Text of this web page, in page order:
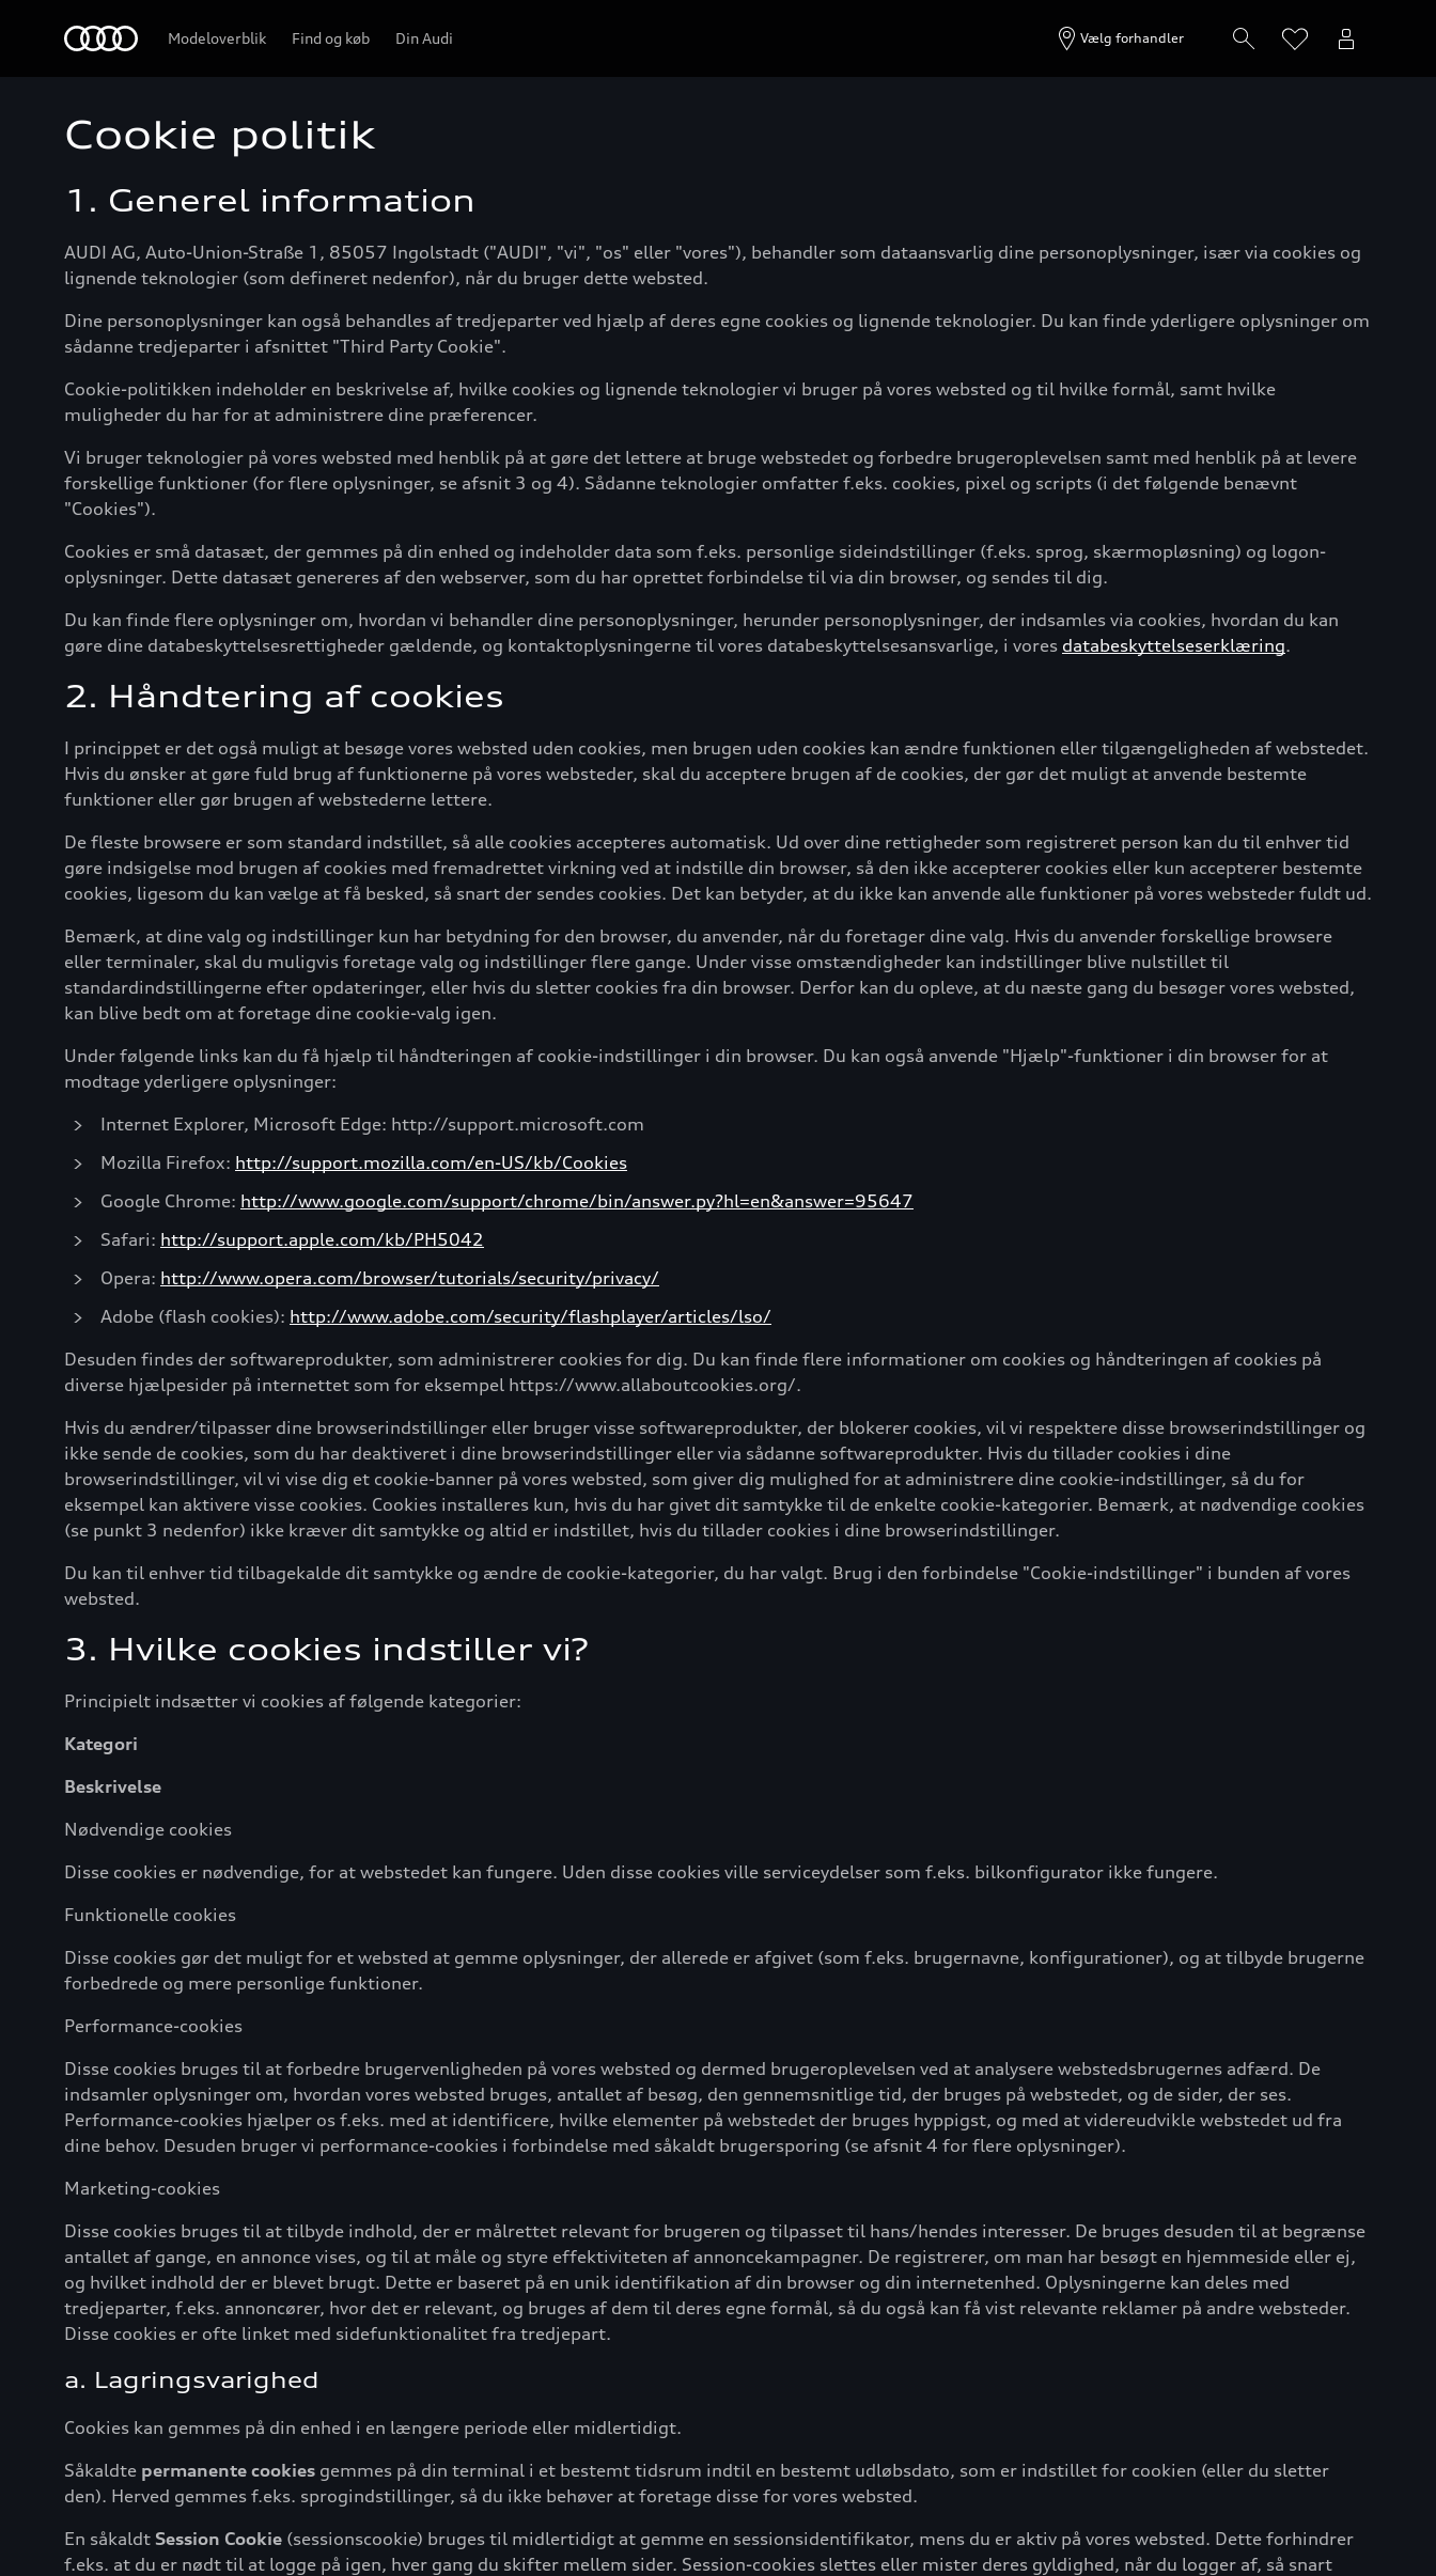
Modeloverblik Find og køb Din Audi Vælg forhandler
Cookie politik
1. Generel information
AUDI AG, Auto-Union-Straße 1, 85057 Ingolstadt ("AUDI", "vi", "os" eller "vores"), behandler som dataansvarlig dine personoplysninger, især via cookies og
lignende teknologier (som defineret nedenfor), når du bruger dette websted.
Dine personoplysninger kan også behandles af tredjeparter ved hjælp af deres egne cookies og lignende teknologier. Du kan finde yderligere oplysninger om
sådanne tredjeparter i afsnittet "Third Party Cookie".
Cookie-politikken indeholder en beskrivelse af, hvilke cookies og lignende teknologier vi bruger på vores websted og til hvilke formål, samt hvilke
muligheder du har for at administrere dine præferencer.
Vi bruger teknologier på vores websted med henblik på at gøre det lettere at bruge webstedet og forbedre brugeroplevelsen samt med henblik på at levere
forskellige funktioner (for flere oplysninger, se afsnit 3 og 4). Sådanne teknologier omfatter f.eks. cookies, pixel og scripts (i det følgende benævnt
"Cookies").
Cookies er små datasæt, der gemmes på din enhed og indeholder data som f.eks. personlige sideindstillinger (f.eks. sprog, skærmopløsning) og logon-
oplysninger. Dette datasæt genereres af den webserver, som du har oprettet forbindelse til via din browser, og sendes til dig.
Du kan finde flere oplysninger om, hvordan vi behandler dine personoplysninger, herunder personoplysninger, der indsamles via cookies, hvordan du kan
gøre dine databeskyttelsesrettigheder gældende, og kontaktoplysningerne til vores databeskyttelsesansvarlige, i vores databeskyttelseserklæring.
2. Håndtering af cookies
I princippet er det også muligt at besøge vores websted uden cookies, men brugen uden cookies kan ændre funktionen eller tilgængeligheden af webstedet.
Hvis du ønsker at gøre fuld brug af funktionerne på vores websteder, skal du acceptere brugen af de cookies, der gør det muligt at anvende bestemte
funktioner eller gør brugen af webstederne lettere.
De fleste browsere er som standard indstillet, så alle cookies accepteres automatisk. Ud over dine rettigheder som registreret person kan du til enhver tid
gøre indsigelse mod brugen af cookies med fremadrettet virkning ved at indstille din browser, så den ikke accepterer cookies eller kun accepterer bestemte
cookies, ligesom du kan vælge at få besked, så snart der sendes cookies. Det kan betyder, at du ikke kan anvende alle funktioner på vores websteder fuldt ud.
Bemærk, at dine valg og indstillinger kun har betydning for den browser, du anvender, når du foretager dine valg. Hvis du anvender forskellige browsere
eller terminaler, skal du muligvis foretage valg og indstillinger flere gange. Under visse omstændigheder kan indstillinger blive nulstillet til
standardindstillingerne efter opdateringer, eller hvis du sletter cookies fra din browser. Derfor kan du opleve, at du næste gang du besøger vores websted,
kan blive bedt om at foretage dine cookie-valg igen.
Under følgende links kan du få hjælp til håndteringen af cookie-indstillinger i din browser. Du kan også anvende "Hjælp"-funktioner i din browser for at
modtage yderligere oplysninger:
Internet Explorer, Microsoft Edge: http://support.microsoft.com
Mozilla Firefox: http://support.mozilla.com/en-US/kb/Cookies
Google Chrome: http://www.google.com/support/chrome/bin/answer.py?hl=en&answer=95647
Safari: http://support.apple.com/kb/PH5042
Opera: http://www.opera.com/browser/tutorials/security/privacy/
Adobe (flash cookies): http://www.adobe.com/security/flashplayer/articles/lso/
Desuden findes der softwareprodukter, som administrerer cookies for dig. Du kan finde flere informationer om cookies og håndteringen af cookies på
diverse hjælpesider på internettet som for eksempel https://www.allaboutcookies.org/.
Hvis du ændrer/tilpasser dine browserindstillinger eller bruger visse softwareprodukter, der blokerer cookies, vil vi respektere disse browserindstillinger og
ikke sende de cookies, som du har deaktiveret i dine browserindstillinger eller via sådanne softwareprodukter. Hvis du tillader cookies i dine
browserindstillinger, vil vi vise dig et cookie-banner på vores websted, som giver dig mulighed for at administrere dine cookie-indstillinger, så du for
eksempel kan aktivere visse cookies. Cookies installeres kun, hvis du har givet dit samtykke til de enkelte cookie-kategorier. Bemærk, at nødvendige cookies
(se punkt 3 nedenfor) ikke kræver dit samtykke og altid er indstillet, hvis du tillader cookies i dine browserindstillinger.
Du kan til enhver tid tilbagekalde dit samtykke og ændre de cookie-kategorier, du har valgt. Brug i den forbindelse "Cookie-indstillinger" i bunden af vores
websted.
3. Hvilke cookies indstiller vi?
Principielt indsætter vi cookies af følgende kategorier:
Kategori
Beskrivelse
Nødvendige cookies
Disse cookies er nødvendige, for at webstedet kan fungere. Uden disse cookies ville serviceydelser som f.eks. bilkonfigurator ikke fungere.
Funktionelle cookies
Disse cookies gør det muligt for et websted at gemme oplysninger, der allerede er afgivet (som f.eks. brugernavne, konfigurationer), og at tilbyde brugerne
forbedrede og mere personlige funktioner.
Performance-cookies
Disse cookies bruges til at forbedre brugervenligheden på vores websted og dermed brugeroplevelsen ved at analysere webstedsbrugernes adfærd. De
indsamler oplysninger om, hvordan vores websted bruges, antallet af besøg, den gennemsnitlige tid, der bruges på webstedet, og de sider, der ses.
Performance-cookies hjælper os f.eks. med at identificere, hvilke elementer på webstedet der bruges hyppigst, og med at videreudvikle webstedet ud fra
dine behov. Desuden bruger vi performance-cookies i forbindelse med såkaldt brugersporing (se afsnit 4 for flere oplysninger).
Marketing-cookies
Disse cookies bruges til at tilbyde indhold, der er målrettet relevant for brugeren og tilpasset til hans/hendes interesser. De bruges desuden til at begrænse
antallet af gange, en annonce vises, og til at måle og styre effektiviteten af annoncekampagner. De registrerer, om man har besøgt en hjemmeside eller ej,
og hvilket indhold der er blevet brugt. Dette er baseret på en unik identifikation af din browser og din internetenhed. Oplysningerne kan deles med
tredjeparter, f.eks. annoncører, hvor det er relevant, og bruges af dem til deres egne formål, så du også kan få vist relevante reklamer på andre websteder.
Disse cookies er ofte linket med sidefunktionalitet fra tredjepart.
a. Lagringsvarighed
Cookies kan gemmes på din enhed i en længere periode eller midlertidigt.
Såkaldte permanente cookies gemmes på din terminal i et bestemt tidsrum indtil en bestemt udløbsdato, som er indstillet for cookien (eller du sletter
den). Herved gemmes f.eks. sprogindstillinger, så du ikke behøver at foretage disse for vores websted.
En såkaldt Session Cookie (sessionscookie) bruges til midlertidigt at gemme en sessionsidentifikator, mens du er aktiv på vores websted. Dette forhindrer
f.eks. at du er nødt til at logge på igen, hver gang du skifter mellem sider. Session-cookies slettes eller mister deres gyldighed, når du logger af, så snart